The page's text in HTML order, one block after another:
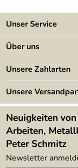
Unser Service
Kontakt
Kundeninformationen
Newsletter
Lieferbedingungen
Über uns
Angebote
4,9/5
Unsere Zahlarten
Unsere
Neuigkeiten
Arbeiten,
Peter Schmitz
Newsletter